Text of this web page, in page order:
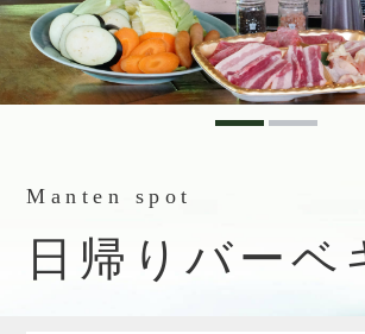
Manten spot
日帰りバーベ